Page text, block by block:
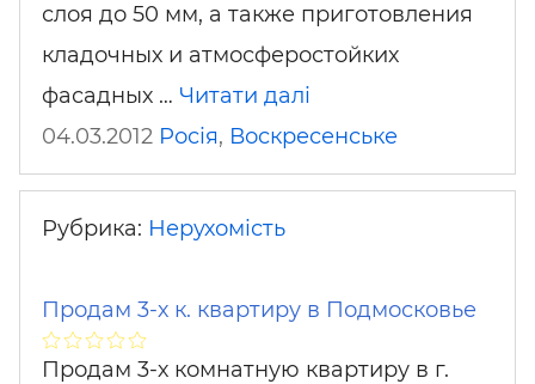
слоя до 50 мм, а также приготовления
кладочных и атмосферостойких
фасадных … Читати далі
04.03.2012 Росія, Воскресенське
Рубрика: Нерухомість
Продам 3-х к. квартиру в Подмосковье
Продам 3-х комнатную квартиру в г.